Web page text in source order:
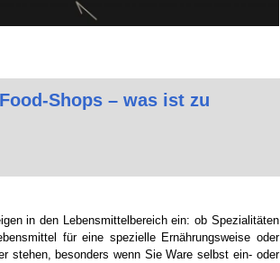
Shops – was ist zu
in den Lebensmittelbereich ein: ob Spezialitäten
für eine spezielle Ernährungsweise oder
stehen, besonders wenn Sie Ware selbst ein- oder